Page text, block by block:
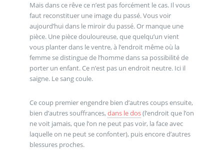
Mais dans ce rêve ce n’est pas forcément le cas. Il vous
faut reconstituer une image du passé. Vous voir
aujourd’hui dans le miroir du passé. Or manque une
pièce. Une pièce douloureuse, que quelqu’un vient
vous planter dans le ventre, à l’endroit même où la
femme se distingue de l’homme dans sa possibilité de
porter un enfant. Ce n’est pas un endroit neutre. Ici il
saigne. Le sang coule.
Ce coup premier engendre bien d’autres coups ensuite,
bien d’autres souffrances, dans le dos(l’endroit que l’on
ne voit jamais, que l’on ne peut pas voir, la face avec
laquelle on ne peut se confonter), puis encore d’autres
blessures proches.